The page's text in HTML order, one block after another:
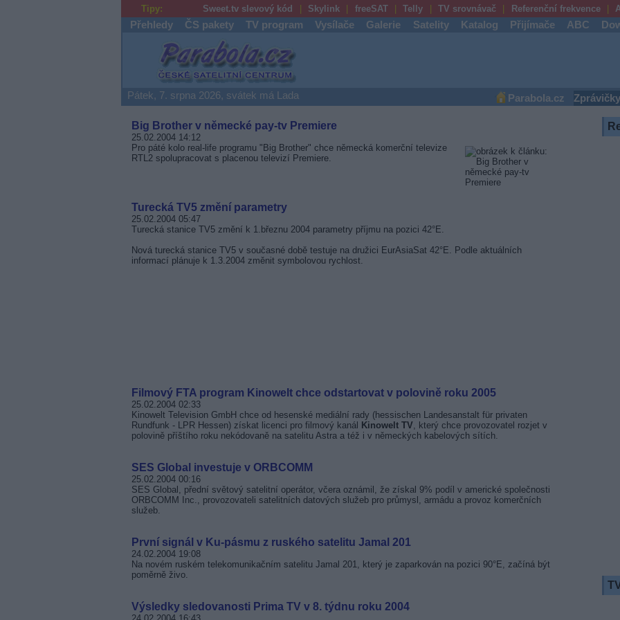
Tipy: Sweet.tv slevový kód Skylink freeSAT Telly TV srovnávač Referenční frekvence
Přehledy ČS pakety TV program Vysílače Galerie Satelity Katalog Přijímače ABC
Parabola.cz
Pátek, 7. srpna 2026, svátek má Lada Parabola.cz Zprávičky
Big Brother v německé pay-tv Premiere
25.02.2004 14:12
Pro páté kolo real-life programu "Big Brother" chce německá komerční televize
RTL2 spolupracovat s placenou televizí Premiere.
Turecká TV5 změní parametry
25.02.2004 05:47
Turecká stanice TV5 změní k 1.březnu 2004 parametry příjmu na pozici 42°E.
Nová turecká stanice TV5 v současné době testuje na družici EurAsiaSat 42°E. Podle aktuálních
informací plánuje k 1.3.2004 změnit symbolovou rychlost.
Filmový FTA program Kinowelt chce odstartovat v polovině roku 2005
25.02.2004 02:33
Kinowelt Television GmbH chce od hesenské mediální rady (hessischen Landesanstalt für privaten
Rundfunk - LPR Hessen) získat licenci pro filmový kanál
Kinowelt TV, který chce provozovatel rozjet v
polovině příštího roku nekódovaně na satelitu Astra a též i v německých kabelových sítích.
SES Global investuje v ORBCOMM
25.02.2004 00:16
SES Global, přední světový satelitní operátor, včera oznámil, že získal 9% podíl v americké společnosti
ORBCOMM Inc., provozovateli satelitních datových služeb pro průmysl, armádu a provoz komerčních
služeb.
První signál v Ku-pásmu z ruského satelitu Jamal 201
24.02.2004 19:08
Na novém ruském telekomunikačním satelitu Jamal 201, který je zaparkován na pozici 90°E, začíná být
poměrně živo.
Výsledky sledovanosti Prima TV v 8. týdnu roku 2004